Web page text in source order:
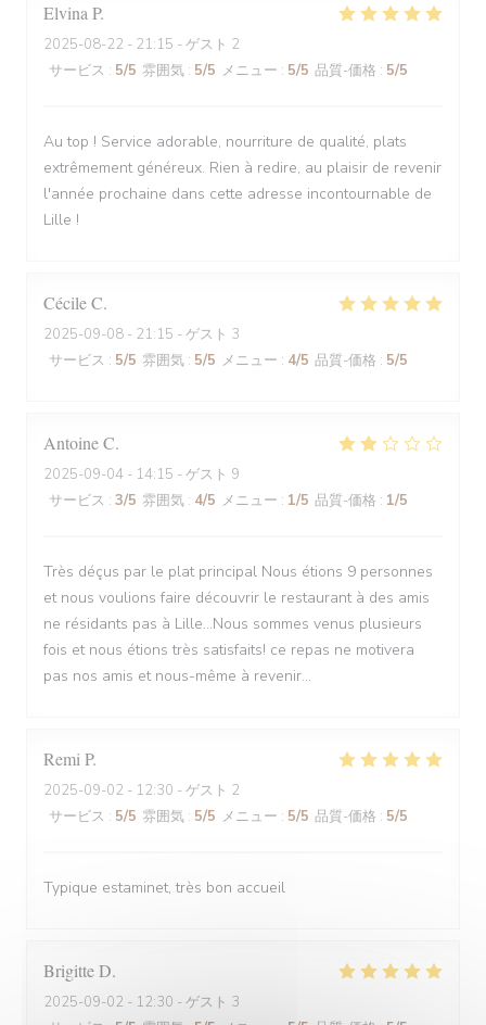
Elvina P
2025-08-22 - 21:15 - ゲスト 2
サービス : 5/5 雰囲気 : 5/5 メニュー : 5/5 品質-価格 : 5/5
Au top ! Service adorable, nourriture de qualité, plats
extrêmement généreux. Rien à redire, au plaisir de revenir
l'année prochaine dans cette adresse incontournable de
Lille !
CécileC
2025-09-08 - 21:15 - ゲスト 3
サービス : 5/5 雰囲気 : 5/5 メニュー : 4/5 品質-価格 : 5/5
AntoineC
2025-09-04 - 14:15 - ゲスト 9
サービス : 3/5 雰囲気 : 4/5 メニュー : 1/5 品質-価格 : 1/5
Très déçus par le plat principal Nous étions 9 personnes
et nous voulions faire découvrir le restaurant à des amis
ne résidants pas à Lille...Nous sommes venus plusieurs
fois et nous étions très satisfaits! ce repas ne motivera
pas nos amis et nous-même à revenir...
Remi P
2025-09-02 - 12:30 - ゲスト 2
サービス : 5/5 雰囲気 : 5/5 メニュー : 5/5 品質-価格 : 5/5
Typique estaminet, très bon accueil
BrigitteD
2025-09-02 - 12:30 - ゲスト 3